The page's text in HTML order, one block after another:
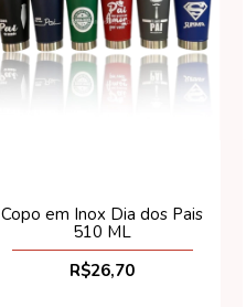
Copo em Inox Dia dos Pais
510 ML
R$26,70